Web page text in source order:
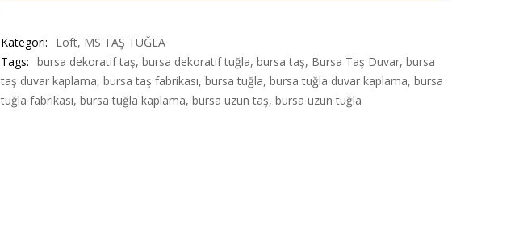
Kategori: Loft, MS TAŞ TUĞLA
Tags: bursa dekoratif taş, bursa dekoratif tuğla, bursa taş, Bursa Taş Duvar, bursa
taş duvar kaplama, bursa taş fabrikası, bursa tuğla, bursa tuğla duvar kaplama, bursa
tuğla fabrikası, bursa tuğla kaplama, bursa uzun taş, bursa uzun tuğla